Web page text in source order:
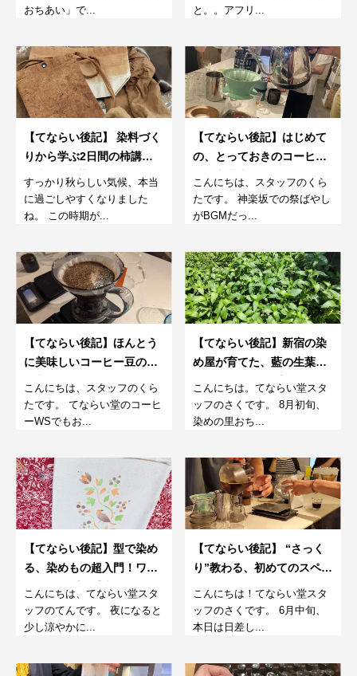
おちあい」で...
会。
と。。アフリ...
【てならい後記】 染料づく
りから学ぶ2日間の柿講習<
後半> 柿渋染めワークショ
ップ。2024
すっかり秋らしい気候、本当
に過ごしやすくなりました
ね。 この時期が...
【てならい後記】はじめて
の、とっておきのコーヒー
淹れ方講座！
こんにちは、スタッフのくら
たです。 神楽坂での祭ばやし
がBGMだっ...
【てならい後記】ほんとう
に美味しいコーヒー豆の選
び方。スペシャルティコー
ヒーのおはなし会、試飲付
き。
こんにちは、スタッフのくら
たです。 てならい堂のコーヒ
ーWSでもお...
【てならい後記】新宿の染
め屋が育てた、藍の生葉染
めワークショップ。8月
こんにちは。てならい堂スタ
ッフのさくです。 8月初旬、
染めの里おち...
【てならい後記】型で染め
る、染めもの超入門！ワー
クショップ。【大人も夏休
みのお子さんもOK編。】
こんにちは、てならい堂スタ
ッフのてんです。 夜になると
少し涼やかに...
【てならい後記】 “さっく
り”教わる、初めてのスペシ
ャルティコーヒー。〜アイ
スコーヒーの淹れ方編～
こんにちは！てならい堂スタ
ッフのさくです。 6月中旬、
本日は日差し...